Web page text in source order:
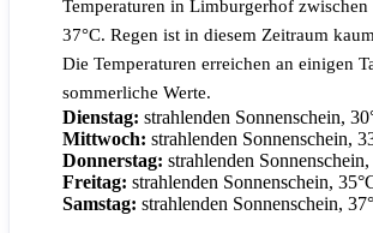
Temperaturen in Limburgerhof zwischen
37°C. Regen ist in diesem Zeitraum
Die Temperaturen erreichen an einigen
sommerliche Werte.
Dienstag: strahlenden Sonnenschein,
Mittwoch: strahlenden Sonnenschein,
Donnerstag: strahlenden
Freitag: strahlenden Sonnenschein,
Samstag: strahlenden Sonnenschein,